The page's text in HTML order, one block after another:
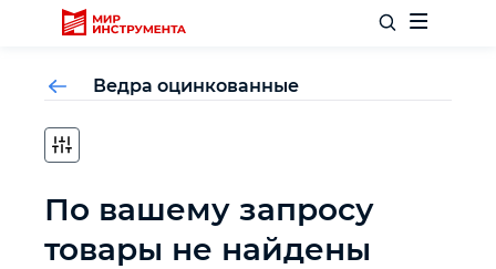
Отделочный инструмент
Слесарный инструмент
Ведра оцинкованные
По вашему запросу
товары не найдены